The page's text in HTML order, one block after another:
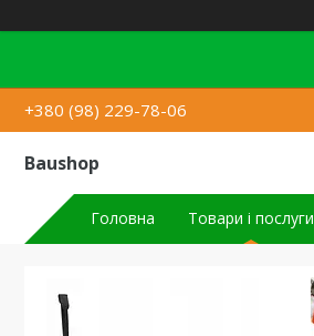
+380 (98) 229-78-06
Baushop
Головна Товари і послуги